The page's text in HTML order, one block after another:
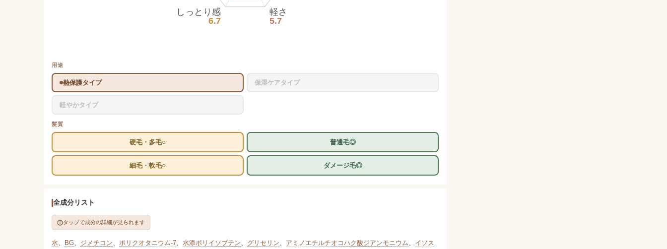
軽さ
5.7
しっとり感
6.7
用途
熱保護タイプ 保湿ケアタイプ
軽やかタイプ
髪質
硬毛・多毛○ 普通毛◎
細毛・軟毛○ ダメージ毛◎
全成分リスト
タップで成分の詳細が見られます
水、 BG、 ジメチコン、 ポリクオタニウム-7、 水添ポリイソブテン、 グリセリン、 アミノエチルチオコハク酸ジアンモニウム、 イソス